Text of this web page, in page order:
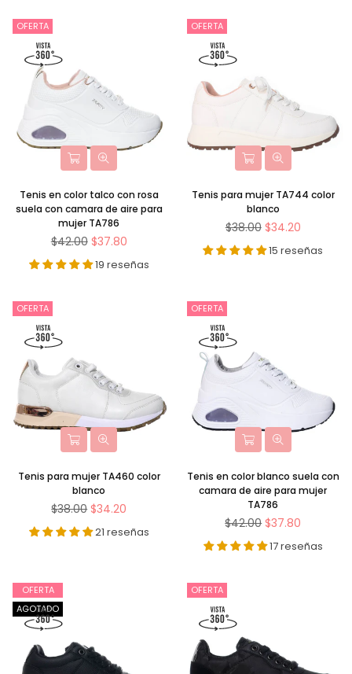
OFERTA
Tenis en color talco con rosa
suela con camara de aire para
mujer TA786
Precio
$42.00 $37.80
19 reseñas
OFERTA
Tenis para mujer TA744 color
blanco
Precio
$38.00 $34.20
15 reseñas
OFERTA
Tenis para mujer TA460 color
blanco
Precio
$38.00 $34.20
21 reseñas
OFERTA
Tenis en color blanco suela con
camara de aire para mujer
TA786
Precio
$42.00 $37.80
17 reseñas
OFERTA
AGOTADO
OFERTA